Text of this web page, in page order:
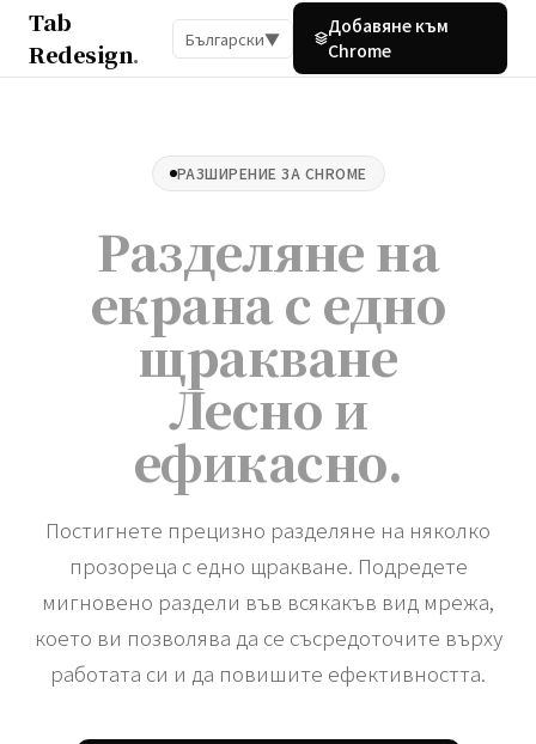
Tab
Redesign. Български▼
Добавяне към
Chrome
РАЗШИРЕНИЕ ЗА CHROME
Разделяне на
екрана с едно
щракване
Лесно и
ефикасно.
Постигнете прецизно разделяне на няколко
прозореца с едно щракване. Подредете
мигновено раздели във всякакъв вид мрежа,
което ви позволява да се съсредоточите върху
работата си и да повишите ефективността.